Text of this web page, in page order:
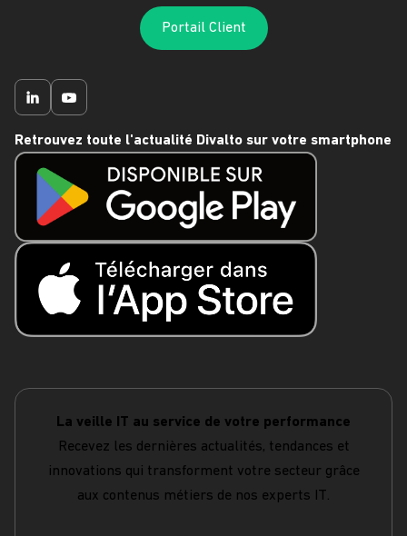
Portail Client
Retrouvez toute l'actualité Divalto sur votre smartphone
La veille IT au service de votre performance
Recevez les dernières actualités, tendances et
innovations qui transforment votre secteur grâce
aux contenus métiers de nos experts IT.